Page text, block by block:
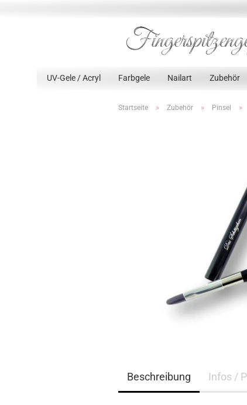
UV-Gele / Acryl Farbgele Nailart Zubehör
Startseite » Zubehör » Pinsel »
Beschreibung Infos /